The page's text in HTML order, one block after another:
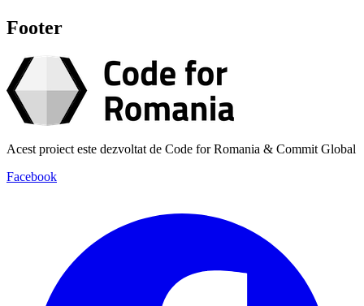
Footer
Acest proiect este dezvoltat de Code for Romania & Commit Global
Facebook